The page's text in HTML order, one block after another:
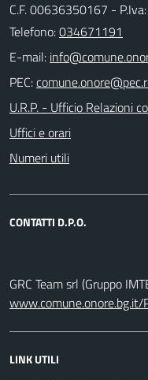
C.F. 00636350167 -
Telefono:034671191
E-mail:
PEC:
U.R.P. - Ufficio Relazioni
Uffici e orari
Numeri utili
CONTATTI D.P.O.
GRC Team srl (Gruppo
LINK UTILI